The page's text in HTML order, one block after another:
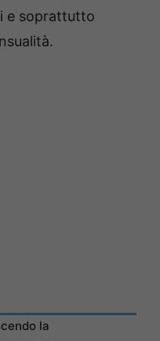
e soprattutto
la